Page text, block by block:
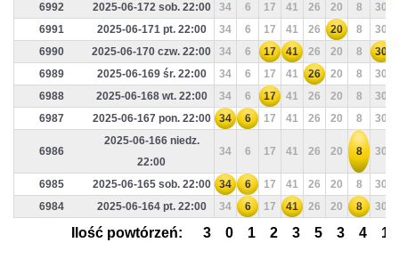
6992 2025-06-172 sob. 22:00 34 6 17 41 26 20 8 30
6991
2025-06-171 pt. 22:00 34 6 17 41 26 20 8 30
6990
2025-06-170 czw. 22:00 34 6 17 41 26 20 8 30
6989
2025-06-169 śr. 22:00 34 6 17 41 26 20 8 30
6988
2025-06-168 wt. 22:00 34 6 17 41 26 20 8 30
6987
2025-06-167 pon. 22:00 34 6 17 41 26 20 8 30
6986
2025-06-166 niedz.
22:00
34 6 17 41 26 20 8 30
6985 2025-06-165 sob. 22:00 34 6 17 41 26 20 8 30
6984
2025-06-164 pt. 22:00 34 6 17 41 26 20 8 30
Ilość powtórzeń: 3 0 1 2 3 5 3 4 1